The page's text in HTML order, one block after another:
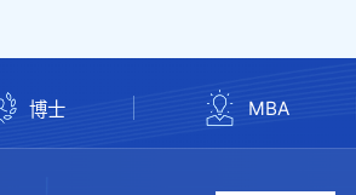
博士 MBA